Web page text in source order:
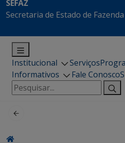
SEFAZ
Secretaria de Estado de Fazenda
Institucional Serviços
Informativos
Fale Conosco
Pesquisar
por: